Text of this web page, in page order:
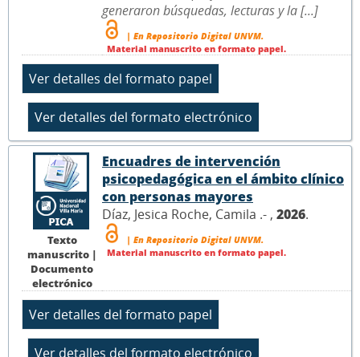
generaron búsquedas, lecturas y la [...]
| En Repositorio Digital UNVM.
Material manuscrito en formato papel.
Texto
manuscrito |
Documento
electrónico
Encuadres de intervención
psicopedagógica en el ámbito clínico
con personas mayores
Díaz, Jesica Roche, Camila .- , 2026.
| En Repositorio Digital UNVM.
Material manuscrito en formato papel.